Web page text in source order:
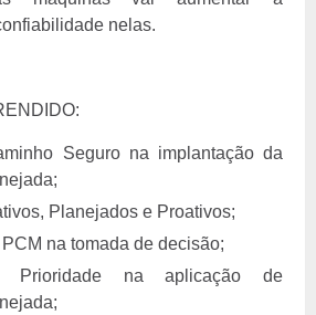
nelas.
Seguro na implantação da
Planejados e Proativos;
PCM na tomada de decisão;
Prioridade na aplicação de